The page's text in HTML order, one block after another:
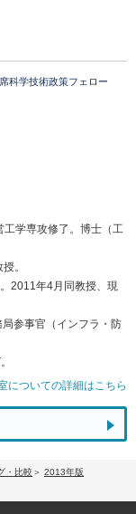
科学技術政策フェロー
学専攻修了。博士（工
。
2011年4月同教授、現
参事官（インフラ・防
についての詳細はこちら
・比較
2013年版